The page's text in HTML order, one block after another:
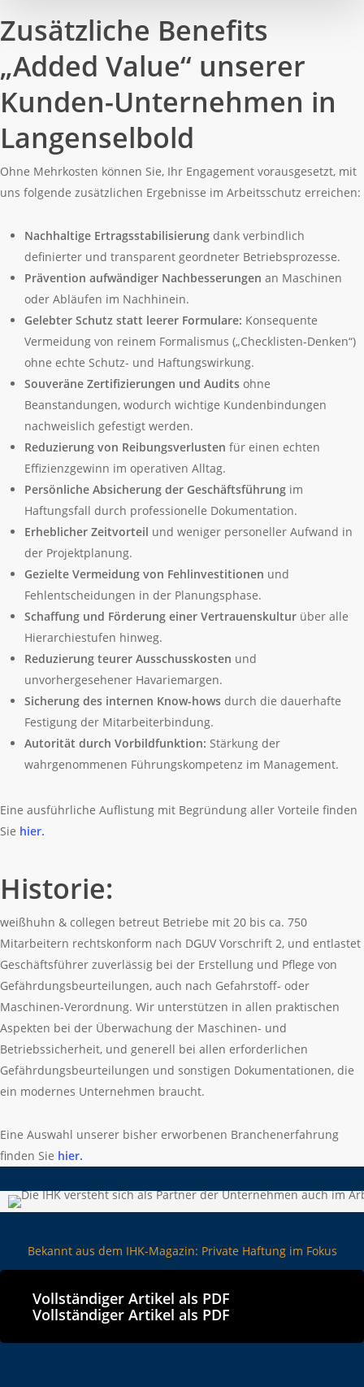
ö
n
e
n
Zusätzliche Benefits
„Added Value“ unserer
Kunden-Unternehmen in
Langenselbold
Ohne Mehrkosten können Sie, Ihr Engagement vorausgesetzt, mit
uns folgende zusätzlichen Ergebnisse im Arbeitsschutz erreichen:
Nachhaltige Ertragsstabilisierung dank verbindlich
definierter und transparent geordneter Betriebsprozesse.
Prävention aufwändiger Nachbesserungen an Maschinen
oder Abläufen im Nachhinein.
Gelebter Schutz statt leerer Formulare: Konsequente
Vermeidung von reinem Formalismus („Checklisten-Denken“)
ohne echte Schutz- und Haftungswirkung.
Souveräne Zertifizierungen und Audits ohne
Beanstandungen, wodurch wichtige Kundenbindungen
nachweislich gefestigt werden.
Reduzierung von Reibungsverlusten für einen echten
Effizienzgewinn im operativen Alltag.
Persönliche Absicherung der Geschäftsführung im
Haftungsfall durch professionelle Dokumentation.
Erheblicher Zeitvorteil und weniger personeller Aufwand in
der Projektplanung.
Gezielte Vermeidung von Fehlinvestitionen und
Fehlentscheidungen in der Planungsphase.
Schaffung und Förderung einer Vertrauenskultur über alle
Hierarchiestufen hinweg.
Reduzierung teurer Ausschusskosten und
unvorhergesehener Havariemargen.
Sicherung des internen Know-hows durch die dauerhafte
Festigung der Mitarbeiterbindung.
Autorität durch Vorbildfunktion: Stärkung der
wahrgenommenen Führungskompetenz im Management.
Eine ausführliche Auflistung mit Begründung aller Vorteile finden
Sie hier.
Historie:
weißhuhn & collegen betreut Betriebe mit 20 bis ca. 750
Mitarbeitern rechtskonform nach DGUV Vorschrift 2, und entlastet
Geschäftsführer zuverlässig bei der Erstellung und Pflege von
Gefährdungsbeurteilungen, auch nach Gefahrstoff- oder
Maschinen-Verordnung. Wir unterstützen in allen praktischen
Aspekten bei der Überwachung der Maschinen- und
Betriebssicherheit, und generell bei allen erforderlichen
Gefährdungsbeurteilungen und sonstigen Dokumentationen, die
ein modernes Unternehmen braucht.
Eine Auswahl unserer bisher erworbenen Branchenerfahrung
finden Sie hier.
Bekannt aus dem IHK-Magazin: Private Haftung im Fokus
Vollständiger Artikel als PDF
Vollständiger Artikel als PDF